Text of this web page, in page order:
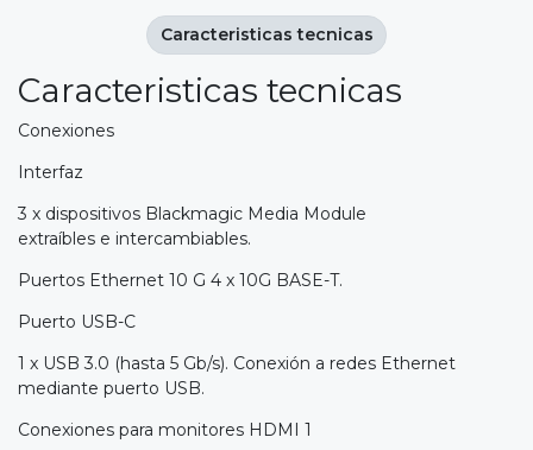
Caracteristicas tecnicas
Conexiones
Interfaz
3 x dispositivos Blackmagic Media Module
extraíbles e intercambiables.
Puertos Ethernet 10 G 4 x 10G BASE-T.
Puerto USB-C
1 x USB 3.0 (hasta 5 Gb/s). Conexión a redes Ethernet
mediante puerto USB.
Conexiones para monitores HDMI 1
Caracteristicas tecnicas